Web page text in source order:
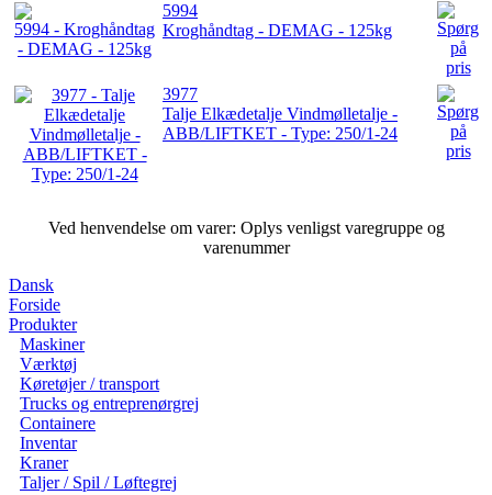
5994
Kroghåndtag - DEMAG - 125kg
3977
Talje Elkædetalje Vindmølletalje -
ABB/LIFTKET - Type: 250/1-24
Ved henvendelse om varer: Oplys venligst varegruppe og
varenummer
Dansk
Forside
Produkter
Maskiner
Værktøj
Køretøjer / transport
Trucks og entreprenørgrej
Containere
Inventar
Kraner
Taljer / Spil / Løftegrej